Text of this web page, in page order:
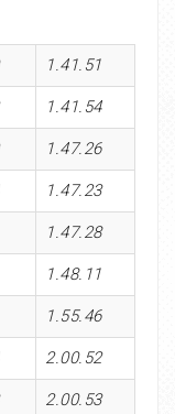
1.41.51
1.41.54
1.47.26
1.47.23
1.47.28
1.48.11
1.55.46
2.00.52
2.00.53